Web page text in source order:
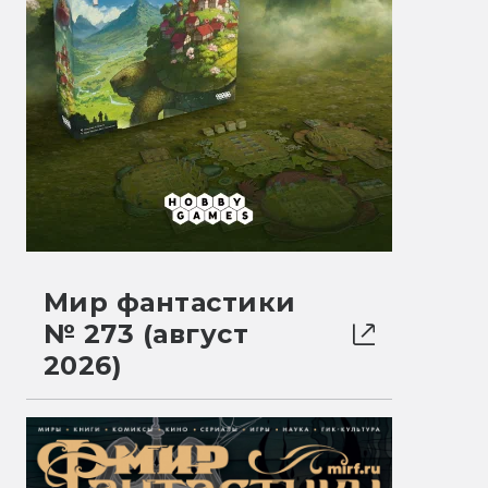
Мир фантастики
№ 273 (август
2026)